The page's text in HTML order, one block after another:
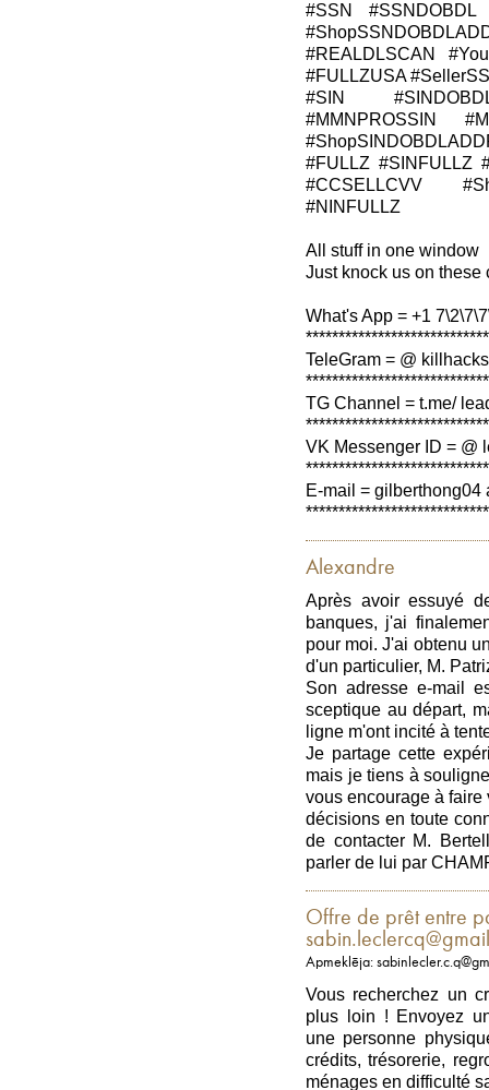
#SSN
#REALDLSCAN
#FULLZUSA
#SIN
#MMNPROSSIN
#FULLZ #SINFULLZ
#CCSELLCVV
#NINFULLZ
All stuff in one window
Just knock us on these
What's App = +1
TeleGram = @
TG Channel = t.me/
VK Messenger ID = @
E-mail = gilberthong04
Alexandre
Après avoir essuyé
banques, j'ai
pour moi. J'ai obtenu
d'un particulier, M.
Son adresse e-mail
sceptique au départ,
ligne m'ont incité à
Je partage cette
mais je tiens à
vous encourage à faire
décisions en toute
de contacter M.
parler de lui par
Offre de prêt entre
Apmeklēja:
Vous recherchez un
plus loin ! Envoyez
une personne
crédits, trésorerie,
ménages en difficulté